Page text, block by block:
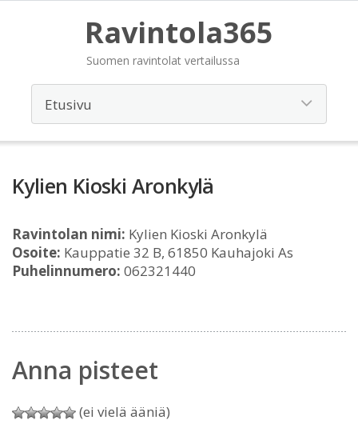
Ravintola365
Suomen ravintolat vertailussa
Kylien Kioski Aronkylä
Ravintolan nimi: Kylien Kioski Aronkylä
Osoite: Kauppatie 32 B, 61850 Kauhajoki As
Puhelinnumero: 062321440
Anna pisteet
(ei vielä ääniä)